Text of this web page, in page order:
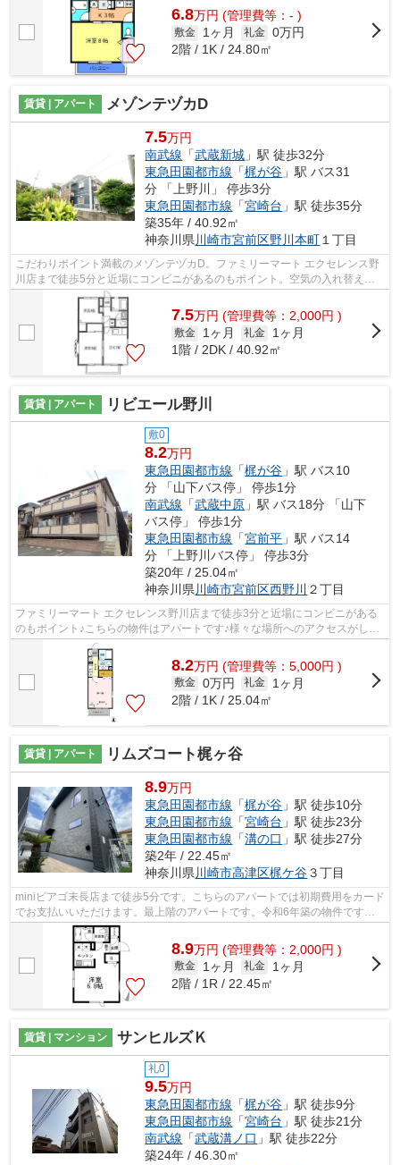
6.8万円 (管理費等：- )
敷金 1ヶ月 礼金 0万円
2階 / 1K / 24.80㎡
賃貸 | アパート メゾンテヅカD
7.5万円
南武線 「武蔵新城 」駅 徒歩32分
東急田園都市線 「梶が谷 」駅 バス31
分 「上野川」 停歩3分
東急田園都市線 「宮崎台 」駅 徒歩35分
築35年 / 40.92㎡
神奈川県 川崎市宮前区野川本町 １丁目
こだわりポイント満載のメゾンテヅカD。ファミリーマート エクセレンス野
川店まで徒歩5分と近場にコンビニがあるのもポイント。空気の入れ替えも
簡単におこなえる通風良好の物件です。...
7.5万円 (管理費等：2,000円 )
敷金 1ヶ月 礼金
1ヶ月
1階 / 2DK / 40.92㎡
賃貸 | アパート リビエール野川
敷0
8.2万円
東急田園都市線 「梶が谷 」駅 バス10
分 「山下バス停」 停歩1分
南武線 「武蔵中原 」駅 バス18分 「山下
バス停」 停歩1分
東急田園都市線 「宮前平 」駅 バス14
分 「上野川バス停」 停歩3分
築20年 / 25.04㎡
神奈川県川崎市宮前区西野川 ２丁目
ファミリーマート エクセレンス野川店まで徒歩3分と近場にコンビニがある
のもポイント♪こちらの物件はアパートです♪様々な場所へのアクセスがしや
すくなる2駅利用可能な物件です♪最上...
8.2万円 (管理費等：5,000円 )
敷金 0万円 礼金
1ヶ月
2階 / 1K / 25.04㎡
賃貸 | アパート リムズコート梶ヶ谷
8.9万円
東急田園都市線 「梶が谷 」駅 徒歩10分
東急田園都市線 「宮崎台 」駅 徒歩23分
東急田園都市線 「溝の口 」駅 徒歩27分
築2年 / 22.45㎡
神奈川県川崎市高津区梶ケ谷３丁目
miniピアゴ末長店まで徒歩5分です。こちらのアパートでは初期費用をカード
でお支払いいただけます。最上階のアパートです。令和6年築の物件です。
ケイズ 本店には、川崎市高津区エリア...
8.9万円 (管理費等：2,000円 )
敷金 1ヶ月 礼金
1ヶ月
2階 / 1R / 22.45㎡
賃貸 | マンション サンヒルズＫ
礼0
9.5万円
東急田園都市線 「梶が谷 」駅 徒歩9分
東急田園都市線 「宮崎台 」駅 徒歩21分
南武線 「武蔵溝ノ口 」駅 徒歩22分
築24年 / 46.30㎡